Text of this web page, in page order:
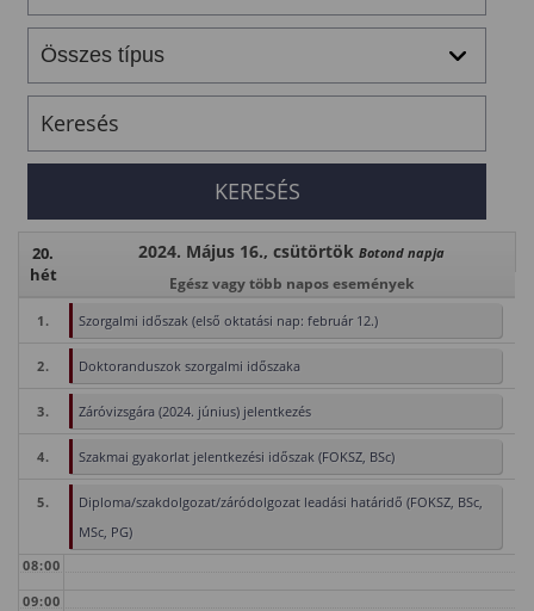
20.
hét
2024. Május 16., csütörtök Botond napja
Egész vagy több napos események
1. Szorgalmi időszak (első oktatási nap: február 12.)
2. Doktoranduszok szorgalmi időszaka
3. Záróvizsgára (2024. június) jelentkezés
4. Szakmai gyakorlat jelentkezési időszak (FOKSZ, BSc)
5.
Diploma/szakdolgozat/záródolgozat leadási határidő (FOKSZ, BSc,
MSc, PG)
08:00
09:00